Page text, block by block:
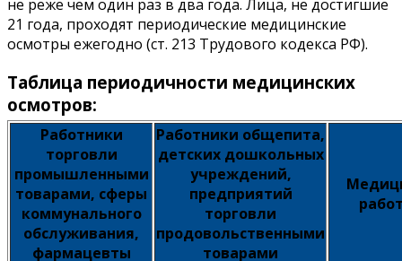
не реже чем один раз в два года. Лица, не достигшие
21 года, проходят периодические медицинские
осмотры ежегодно (ст. 213 Трудового кодекса РФ).
Таблица периодичности медицинских
осмотров:
Работники
торговли
промышленными
товарами, сферы
коммунального
обслуживания,
фармацевты
Работники общепита,
детских дошкольных
учреждений,
предприятий
торговли
продовольственными
товарами